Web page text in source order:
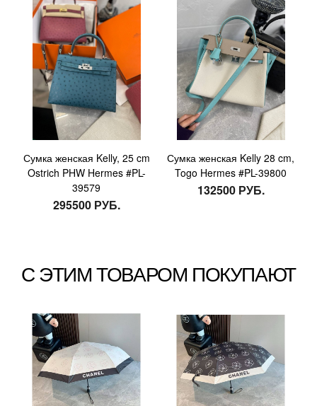
Сумка женская Kelly, 25 cm
Ostrich PHW Hermes #PL-
39579
295500 РУБ.
Сумка женская Kelly 28 cm,
Togo Hermes #PL-39800
132500 РУБ.
С ЭТИМ ТОВАРОМ ПОКУПАЮТ